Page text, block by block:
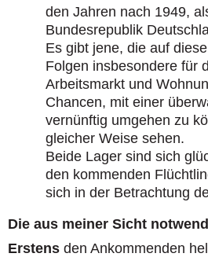
den Jahren nach 1949,
Bundesrepublik
Es gibt jene, die auf
Folgen insbesondere für
Arbeitsmarkt und
Chancen, mit einer
vernünftig umgehen zu
gleicher Weise sehen.
Beide Lager sind sich
den kommenden
sich in der Betrachtung
Die aus meiner Sicht
Erstens den Ankommenden